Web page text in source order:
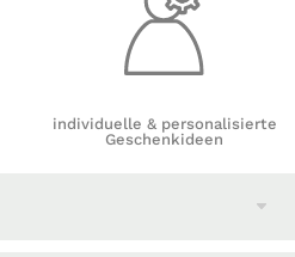
individuelle & personalisierte
Geschenkideen